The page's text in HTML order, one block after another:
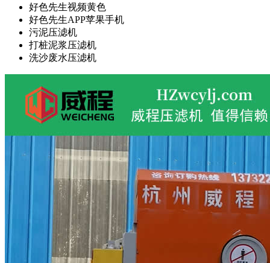
好色先生视频黄色
好色先生APP苹果手机
污泥压滤机
打桩泥浆压滤机
洗沙废水压滤机